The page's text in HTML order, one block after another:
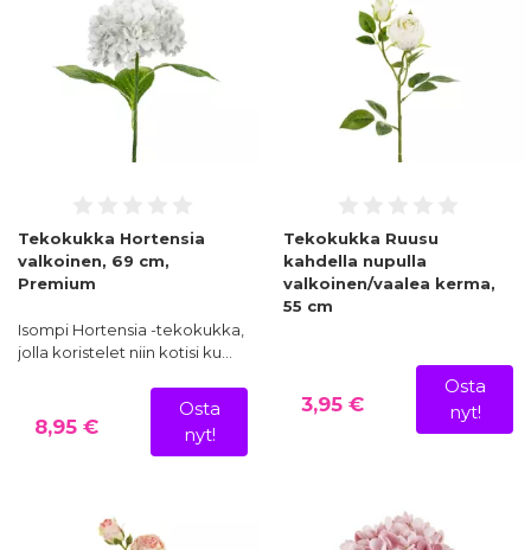
Tekokukka Hortensia
valkoinen, 69 cm,
Premium
Isompi Hortensia -tekokukka,
jolla koristelet niin kotisi ku…
8,95 €
Osta
nyt!
Tekokukka Ruusu
kahdella nupulla
valkoinen/vaalea kerma,
55 cm
3,95 €
Osta
nyt!